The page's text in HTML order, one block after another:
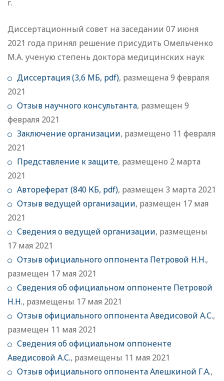
г.
Диссертационный совет на заседании 07 июня
2021 года принял решение присудить Омельченко
М.А. ученую степень доктора медицинских наук
Диссертация (3,6 МБ, pdf), размещена 9 февраля
2021
Отзыв научного консультанта, размещен 9
февраля 2021
Заключение организации, размещено 11 февраля
2021
Представление к защите, размещено 2 марта
2021
Автореферат (840 КБ, pdf), размещен 3 марта 2021
Отзыв ведущей организации, размещен 17 мая
2021
Сведения о ведущей организации, размещены
17 мая 2021
Отзыв официального оппонента Петровой Н.Н.,
размещен 17 мая 2021
Сведения об официальном оппоненте Петровой
Н.Н., размещены 17 мая 2021
Отзыв официального оппонента Аведисовой А.С.,
размещен 11 мая 2021
Сведения об официальном оппоненте
Аведисовой А.С., размещены 11 мая 2021
Отзыв официального оппонента Алешкиной Г.А.,